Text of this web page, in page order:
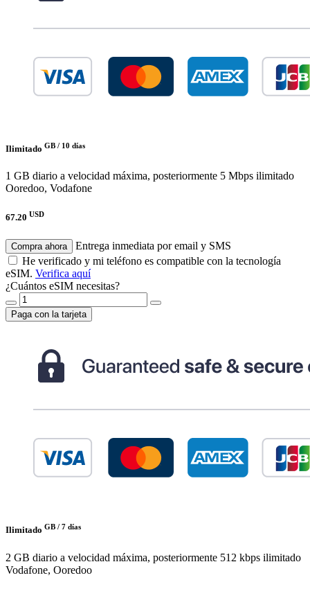
Ilimitado GB / 10 días
1 GB diario a velocidad máxima, posteriormente 5 Mbps ilimitado
Ooredoo, Vodafone
67.20 USD
Compra ahora
Entrega inmediata por email y SMS
He verificado y mi teléfono es compatible con la tecnología
eSIM. Verifica aquí
¿Cuántos eSIM necesitas?
Paga con la tarjeta
Ilimitado GB / 7 días
2 GB diario a velocidad máxima, posteriormente 512 kbps ilimitado
Vodafone, Ooredoo